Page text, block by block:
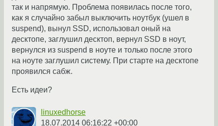
так и напрямую. Проблема появилась после того,
как я случайно забыл выключить ноутбук (ушел в
suspend), вынул SSD, использовал оный на
десктопе, заглушил десктоп, вернул SSD в ноут,
вернулся из suspend в ноуте и только после этого
на ноуте заглушил систему. При старте на десктопе
проявился сабж.
Есть идеи?
linuxedhorse
18.07.2014 06:16:22 +00:00